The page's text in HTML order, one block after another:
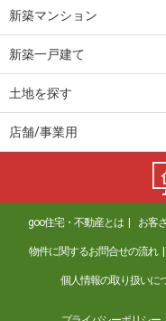
和歌山県海南市岡田
和歌山県和歌山市津秦
住 所
専有面積
間取り
和歌山県橋本市高野口
新築マンション
新築一戸建て
土地を探す
店舗/事業用
goo住宅・不動産とは お客
物件に関するお問合せの流れ
個人情報の取り扱いに